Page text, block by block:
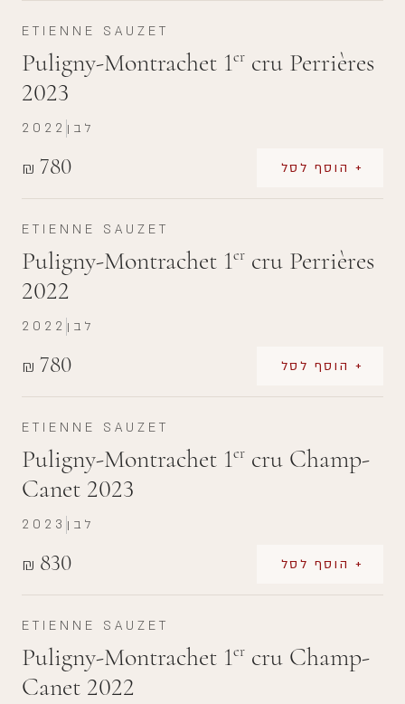
ETIENNE SAUZET
Puligny-Montrachet 1er cru Perrières
2023
₪ 780 + הוסף לסל
2022 לבן
ETIENNE SAUZET
Puligny-Montrachet 1er cru Perrières
2022
₪ 780 + הוסף לסל
2022 לבן
ETIENNE SAUZET
Puligny-Montrachet 1er cru Champ-
Canet 2023
₪ 830 + הוסף לסל
2023 לבן
ETIENNE SAUZET
Puligny-Montrachet 1er cru Champ-
Canet 2022